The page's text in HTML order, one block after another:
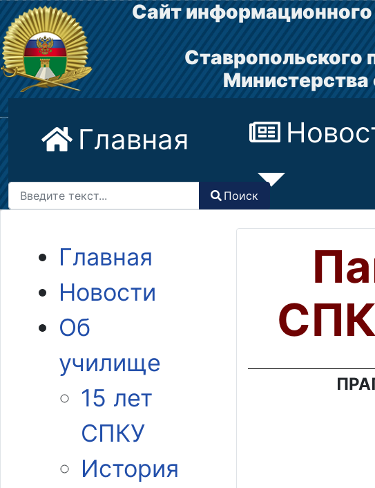
Сайт
Ставропольского
Главная
Поиск
Поиск
Главная
Новости
Об
училище
15 лет
СПКУ
История